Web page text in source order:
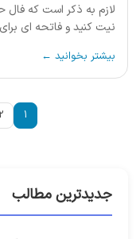
لازم به ذکر است که فال
نیت کنید و فاتحه ای
بیشتر بخوانید ←
1
2
جدیدترین مطالب